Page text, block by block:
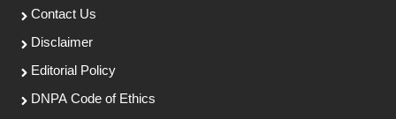
Contact Us
Disclaimer
Editorial Policy
DNPA Code of Ethics